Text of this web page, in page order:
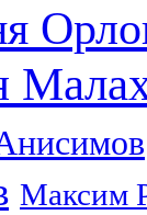
Максим